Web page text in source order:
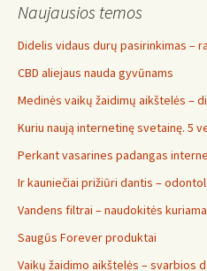
Naujausios temos
Didelis vidaus durų pasirinkimas –
CBD aliejaus nauda gyvūnams
Medinės vaikų žaidimų aikštelės –
Kuriu naują internetinę svetainę. 5
Perkant vasarines padangas
Ir kauniečiai prižiūri dantis –
Vandens filtrai – naudokitės
Saugūs Forever produktai
Vaikų žaidimo aikštelės – svarbios